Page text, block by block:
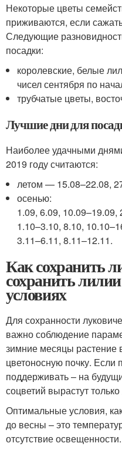
Некоторые цветы
приживаются, если
Следующие
посадки:
королевские, белые
чисел сентября по
трубчатые цветы,
Лучшие дни для
Наиболее удачными
2019 году считаются:
летом — 15.08–22.08,
осенью:
1.09, 6.09,
1.10–3.10, 8.10,
3.11–6.11, 8.11–12.11.
Как сохранить
сохранить
условиях
Для сохранности
важно соблюдение
зимние месяцы растение
цветоносную почку. Если
поддерживать – на
соцветий вырастут только
Оптимальные условия,
до весны – это
отсутствие